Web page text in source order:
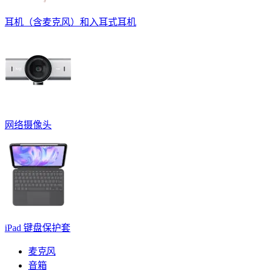
耳机（含麦克风）和入耳式耳机
网络摄像头
iPad 键盘保护套
麦克风
音箱